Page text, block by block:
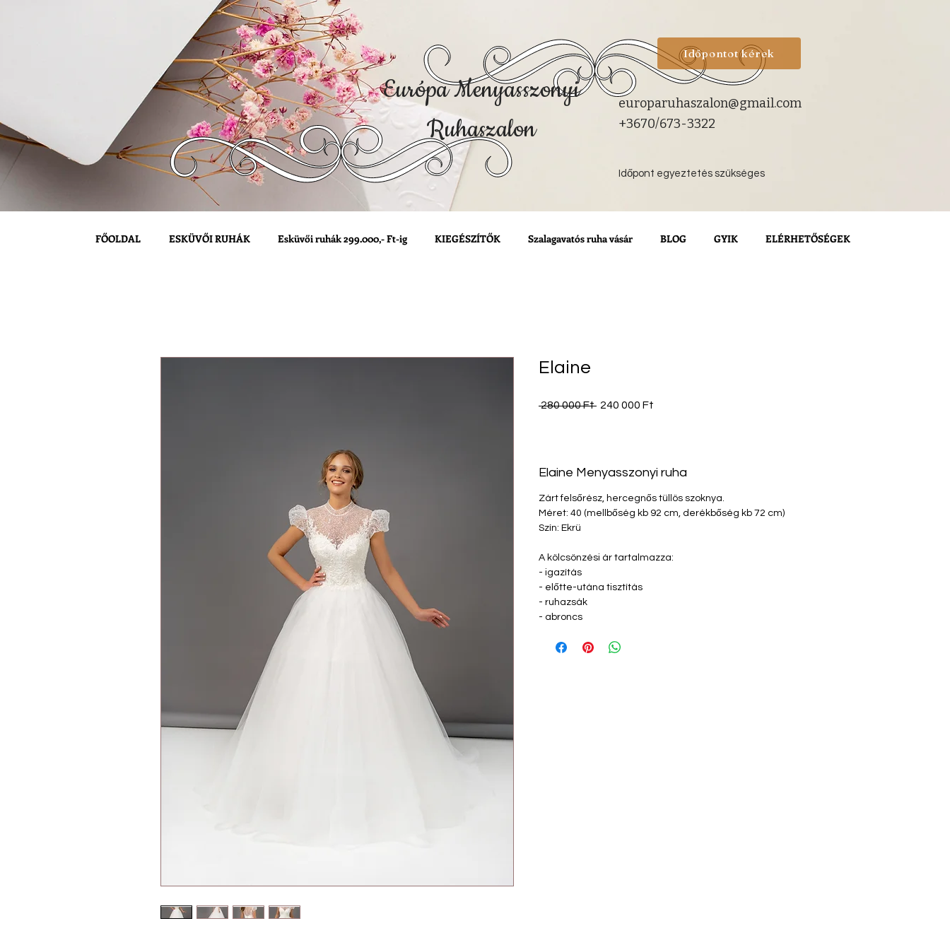
europaruhaszalon@gmail.com
+3670/673-3322
Időpont egyeztetés szükséges
Európa Menyasszonyi
Ruhaszalon
Időpontot kérek
FŐOLDAL ESKÜVŐI RUHÁK Esküvői ruhák 299.000,- Ft-ig KIEGÉSZÍTŐK Szalagavatós ruha vásár BLOG GYIK ELÉRHETŐSÉGEK
Elaine
280 000 Ft Szokásos
240 000 Ft
Elaine Menyasszonyi ruha
Zárt felsőrész, hercegnős tüllös szoknya.
Méret: 40 (mellbőség kb 92 cm, derékbőség kb 72 cm)
Szín: Ekrü
A kölcsönzési ár tartalmazza:
- igazítás
- előtte-utána tisztítás
- ruhazsák
- abroncs